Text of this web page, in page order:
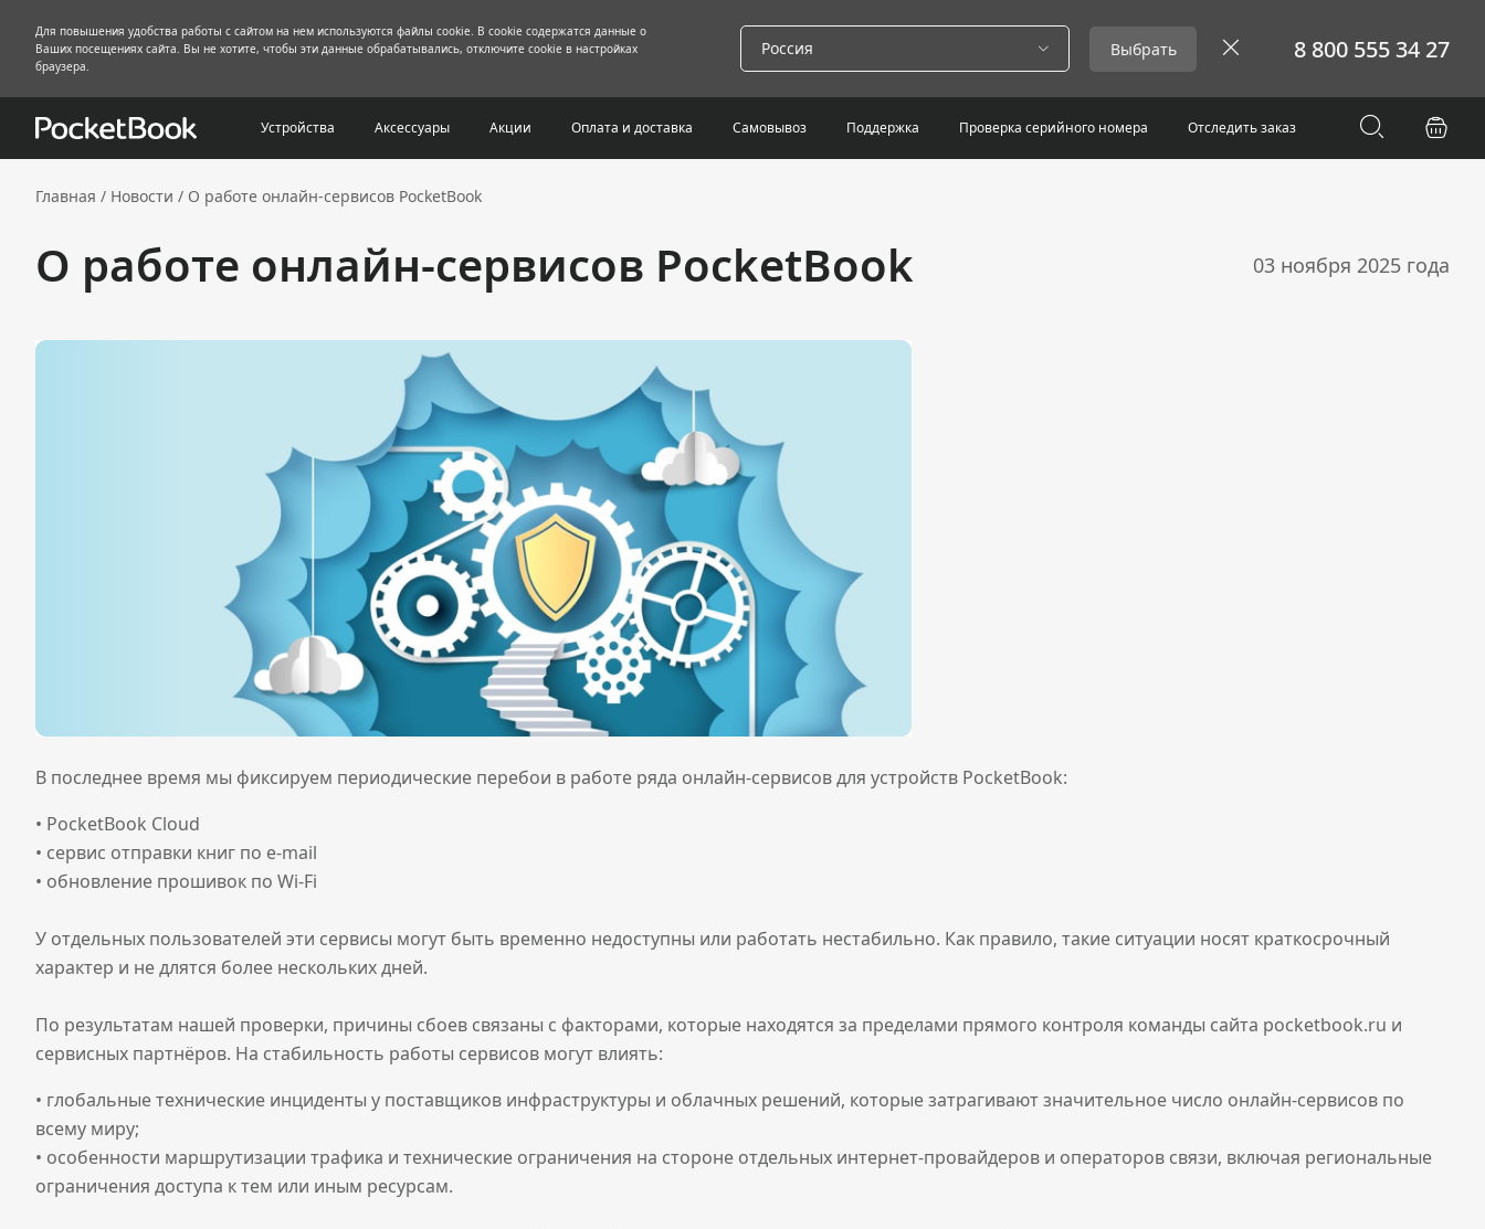
Для повышения удобства работы с сайтом на нем используются файлы cookie. В cookie содержатся данные о
Ваших посещениях сайта. Вы не хотите, чтобы эти данные обрабатывались, отключите cookie в настройках
браузера.
Россия Выбрать 8 800 555 34 27
Устройства Аксессуары Акции Оплата и доставка Самовывоз Поддержка Проверка серийного номера Отследить заказ
Главная / Новости / О работе онлайн-сервисов PocketBook
О работе онлайн-сервисов PocketBook 03 ноября 2025 года
В последнее время мы фиксируем периодические перебои в работе ряда онлайн-сервисов для устройств PocketBook:
• PocketBook Cloud
• сервис отправки книг по e-mail
• обновление прошивок по Wi-Fi
У отдельных пользователей эти сервисы могут быть временно недоступны или работать нестабильно. Как правило, такие ситуации носят краткосрочный
характер и не длятся более нескольких дней.
По результатам нашей проверки, причины сбоев связаны с факторами, которые находятся за пределами прямого контроля команды сайта pocketbook.ru и
сервисных партнёров. На стабильность работы сервисов могут влиять:
• глобальные технические инциденты у поставщиков инфраструктуры и облачных решений, которые затрагивают значительное число онлайн-сервисов по
всему миру;
• особенности маршрутизации трафика и технические ограничения на стороне отдельных интернет-провайдеров и операторов связи, включая региональные
ограничения доступа к тем или иным ресурсам.